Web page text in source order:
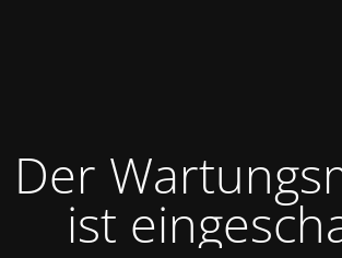
Der
ist